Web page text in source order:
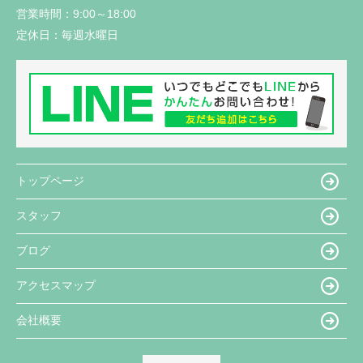
営業時間： 9:00～18:00
定休日： 毎週水曜日
トップページ
スタッフ
ブログ
アクセスマップ
会社概要